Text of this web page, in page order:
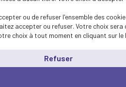
ou de refuser l'ensemble des
accepter ou refuser. Votre choix
choix à tout moment en cliquant sur le
Refuser